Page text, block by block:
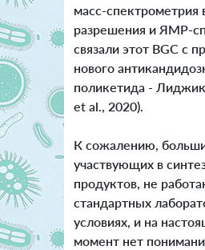
масс-спектрометрия
разрешения и ЯМР-
связали этот BGC с
нового
поликетида -
et al., 2020).
К сожалению,
участвующих в
продуктов, не
стандартных
условиях, и на
момент нет